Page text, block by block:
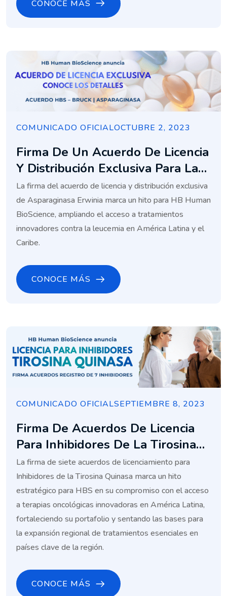
CONOCE MÁS
COMUNICADO OFICIALOCTUBRE 2, 2023
Firma De Un Acuerdo De Licencia
Y Distribución Exclusiva Para La
Asparaginasa Erwinia En47
Países Y Territorios En Toda
América Latina Y El Caribe
La firma del acuerdo de licencia y distribución exclusiva
de Asparaginasa Erwinia marca un hito para HB Human
BioScience, ampliando el acceso a tratamientos
innovadores contra la leucemia en América Latina y el
Caribe.
CONOCE MÁS
COMUNICADO OFICIALSEPTIEMBRE 8, 2023
Firma De Acuerdos De Licencia
Para Inhibidores De La Tirosina
Quinasa
La firma de siete acuerdos de licenciamiento para
Inhibidores de la Tirosina Quinasa marca un hito
estratégico para HBS en su compromiso con el acceso
a terapias oncológicas innovadoras en América Latina,
fortaleciendo su portafolio y sentando las bases para
la expansión regional de tratamientos esenciales en
países clave de la región.
CONOCE MÁS